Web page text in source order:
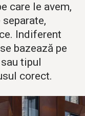
care le avem,
Indiferent
bazează pe
tipul
corect.